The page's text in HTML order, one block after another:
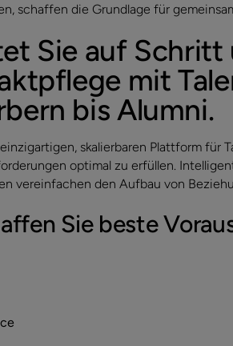
schaffen die Grundlage für
Sie auf
mit
bis Alumni.
skalierbaren Plattform für
optimal zu erfüllen.
vereinfachen den Aufbau von
Sie beste